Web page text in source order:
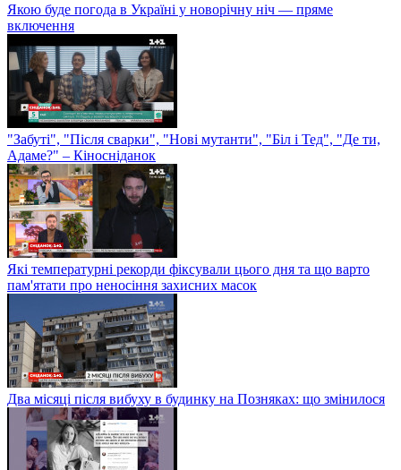
Якою буде погода в Україні у новорічну ніч — пряме
включення
"Забуті", "Після сварки", "Нові мутанти", "Біл і Тед", "Де ти,
Адаме?" – Кіносніданок
Які температурні рекорди фіксували цього дня та що варто
пам'ятати про неносіння захисних масок
Два місяці після вибуху в будинку на Позняках: що змінилося